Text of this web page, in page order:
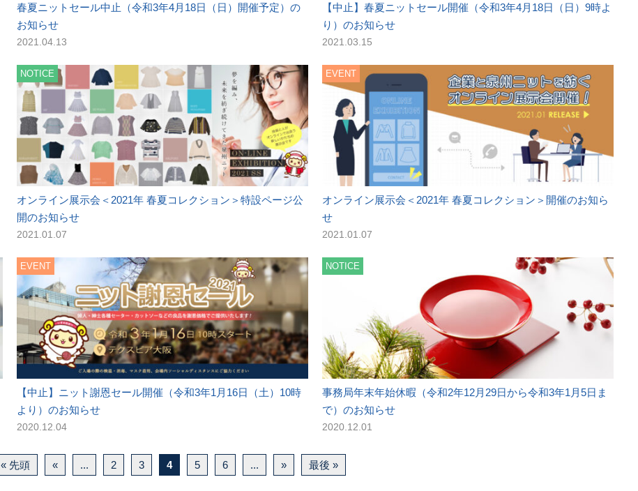
春夏ニットセール中止（令和3年4月18日（日）開催予定）の
お知らせ
2021.04.13
【中止】春夏ニットセール開催（令和3年4月18日（日）9時よ
り）のお知らせ
2021.03.15
NOTICE
オンライン展示会＜2021年 春夏コレクション＞特設ページ公
開のお知らせ
2021.01.07
EVENT
オンライン展示会＜2021年 春夏コレクション＞開催のお知ら
せ
2021.01.07
EVENT
【中止】ニット謝恩セール開催（令和3年1月16日（土）10時
より）のお知らせ
2020.12.04
NOTICE
事務局年末年始休暇（令和2年12月29日から令和3年1月5日ま
で）のお知らせ
2020.12.01
« 先頭 « ... 2 3 4 5 6 ... » 最後 »